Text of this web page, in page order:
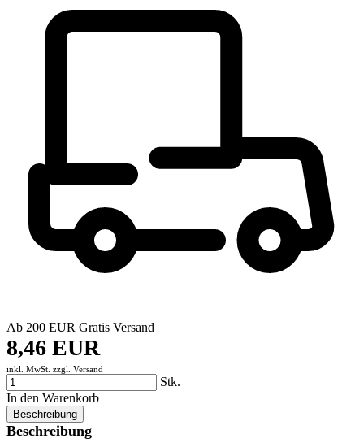
Ab 200 EUR Gratis Versand
8,46 EUR
inkl. MwSt. zzgl. Versand
Stk.
In den Warenkorb
Beschreibung
Beschreibung